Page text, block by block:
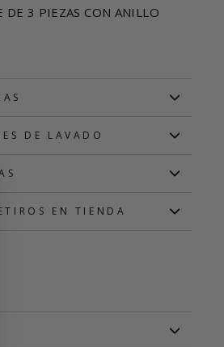
DE 3 PIEZAS CON ANILLO
DE LAVADO
EN TIENDA